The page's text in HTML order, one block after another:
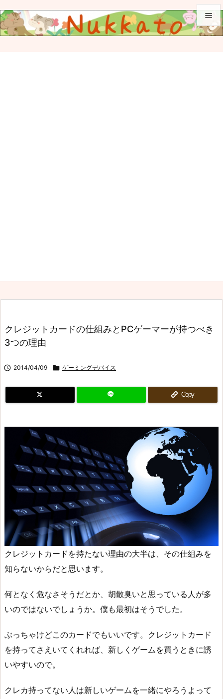


クレジットカードの仕組みとPCゲーマーが持つべき
3つの理由
 2014/04/09  ゲーミングデバイス
Copy
クレジットカードを持たない理由の大半は、その仕組みを
知らないからだと思います。
何となく危なさそうだとか、胡散臭いと思っている人が多
いのではないでしょうか。僕も最初はそうでした。
ぶっちゃけどこのカードでもいいです。クレジットカード
を持ってさえいてくれれば、新しくゲームを買うときに誘
いやすいので。
クレカ持ってない人は新しいゲームを一緒にやろうよって